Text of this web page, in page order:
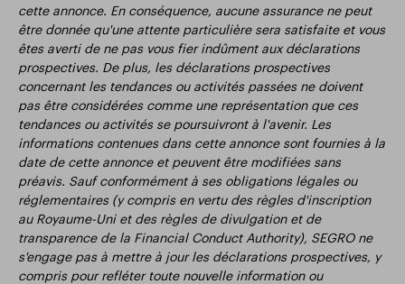
cette annonce. En conséquence, aucune assurance ne peut
être donnée qu'une attente particulière sera satisfaite et vous
êtes averti de ne pas vous fier indûment aux déclarations
prospectives. De plus, les déclarations prospectives
concernant les tendances ou activités passées ne doivent
pas être considérées comme une représentation que ces
tendances ou activités se poursuivront à l'avenir. Les
informations contenues dans cette annonce sont fournies à la
date de cette annonce et peuvent être modifiées sans
préavis. Sauf conformément à ses obligations légales ou
réglementaires (y compris en vertu des règles d'inscription
au Royaume-Uni et des règles de divulgation et de
transparence de la Financial Conduct Authority), SEGRO ne
s'engage pas à mettre à jour les déclarations prospectives, y
compris pour refléter toute nouvelle information ou